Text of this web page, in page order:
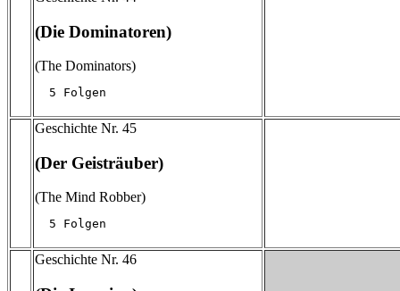
(Die Dominatoren)
(The Dominators)
  5 Folgen
Geschichte Nr. 45
(Der Geisträuber)
(The Mind Robber)
  5 Folgen
Geschichte Nr. 46